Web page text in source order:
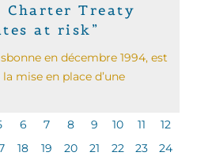
Charter Treaty
at risk”
en décembre 1994, est
mise en place d’une
6 7 8 9 10 11
12
18 19 20 21 22 23
24